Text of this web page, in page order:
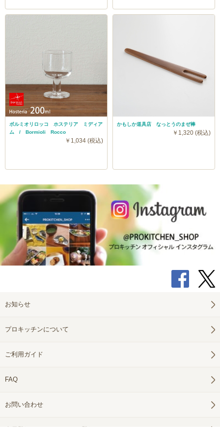
ボルミオリロッコ ホステリア ミディア
ム / Bormioli Rocco
￥1,034 (税込)
かもしか道具店 なっとうのまぜ棒
￥1,320 (税込)
お知らせ
プロキッチンについて
ご利用ガイド
FAQ
お問い合わせ